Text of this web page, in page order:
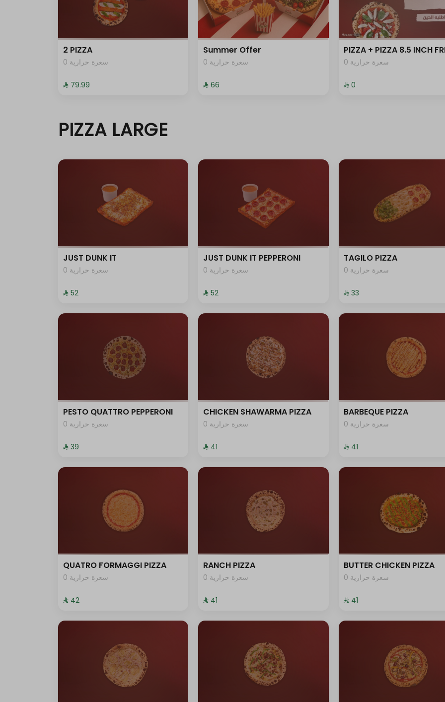
2 PIZZA
0 سعرة حرارية
⁨⁦‪‬ 79.99⁩
Summer Offer
0 سعرة حرارية
⁨⁦‪‬ 66⁩
PIZZA + PIZZA 8.5 INCH
0 سعرة حرارية
⁨⁦‪‬ 0⁩
PIZZA LARGE
JUST DUNK IT
0 سعرة حرارية
⁨⁦‪‬ 52⁩
JUST DUNK IT PEPPERONI
0 سعرة حرارية
⁨⁦‪‬ 52⁩
TAGILO PIZZA
0 سعرة حرارية
⁨⁦‪‬ 33⁩
PESTO QUATTRO PEPPERONI
0 سعرة حرارية
⁨⁦‪‬ 39⁩
CHICKEN SHAWARMA PIZZA
0 سعرة حرارية
⁨⁦‪‬ 41⁩
BARBEQUE PIZZA
0 سعرة حرارية
⁨⁦‪‬ 41⁩
QUATRO FORMAGGI PIZZA
0 سعرة حرارية
⁨⁦‪‬ 42⁩
RANCH PIZZA
0 سعرة حرارية
⁨⁦‪‬ 41⁩
BUTTER CHICKEN PIZZA
0 سعرة حرارية
⁨⁦‪‬ 41⁩